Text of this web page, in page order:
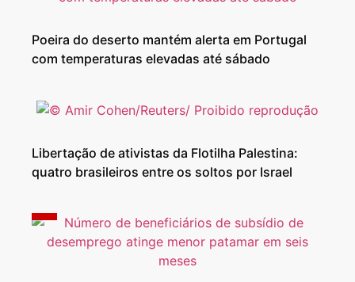
Poeira do deserto mantém alerta em Portugal
com temperaturas elevadas até sábado
Libertação de ativistas da Flotilha Palestina:
quatro brasileiros entre os soltos por Israel